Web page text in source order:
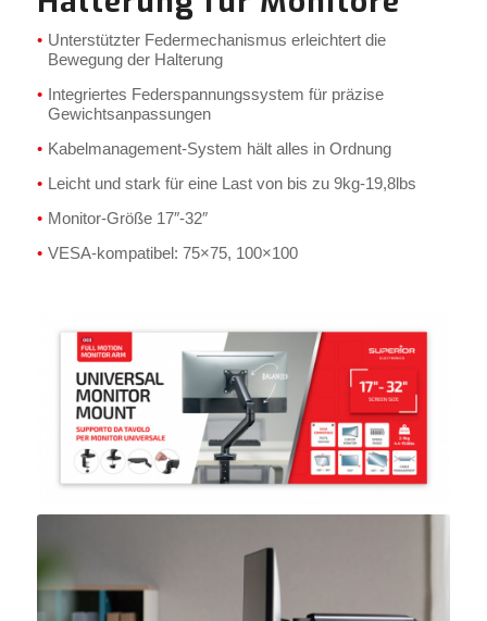
Unterstützter Federmechanismus erleichtert die
Bewegung der Halterung
Integriertes Federspannungssystem für präzise
Gewichtsanpassungen
Kabelmanagement-System hält alles in Ordnung
Leicht und stark für eine Last von bis zu 9kg-19,8lbs
Monitor-Größe 17″-32″
VESA-kompatibel: 75×75, 100×100